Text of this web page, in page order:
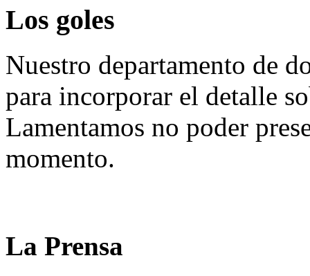
Los goles
Nuestro departamento de
para incorporar el detalle
Lamentamos no poder
momento.
La Prensa